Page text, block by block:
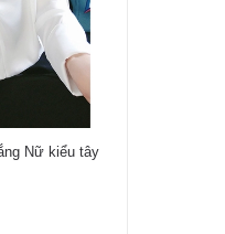
Nữ kiểu tây